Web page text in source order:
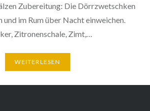
Zubereitung: Die Dörrzwetschken
und im Rum über Nacht einweichen.
Zitronenschale, Zimt,…
WEITERLESEN